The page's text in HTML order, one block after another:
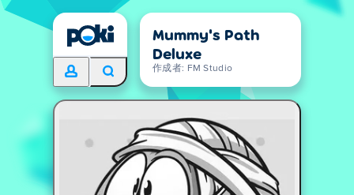
Mummy's Path
Deluxe
作成者: FM Studio